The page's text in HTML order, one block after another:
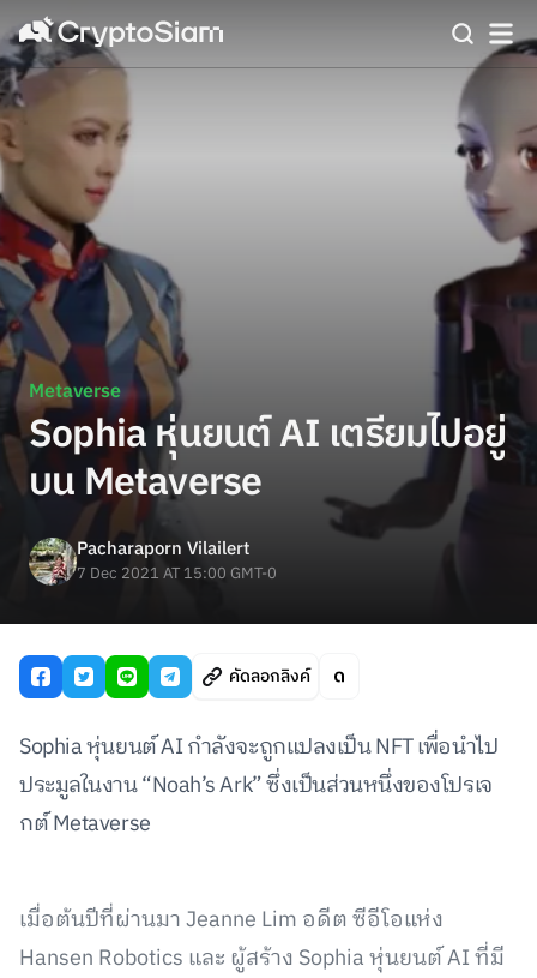
Metaverse
Sophia หุ่นยนต์ AI เตรียมไปอยู่
บน Metaverse
Pacharaporn Vilailert
7 Dec 2021 AT 15:00 GMT-0
คัดลอกลิงค์
Sophia หุ่นยนต์ AI กำลังจะถูกแปลงเป็น NFT เพื่อนำไป
ประมูลในงาน “Noah’s Ark” ซึ่งเป็นส่วนหนึ่งของโปรเจ
กต์ Metaverse
เมื่อต้นปีที่ผ่านมา Jeanne Lim อดีต ซีอีโอแห่ง
Hansen Robotics และ ผู้สร้าง Sophia หุ่นยนต์ AI ที่มี